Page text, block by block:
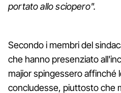
portato allo sciopero".
Secondo i membri del
che hanno presenziato
majior spingessero affinché
concludesse, piuttosto che